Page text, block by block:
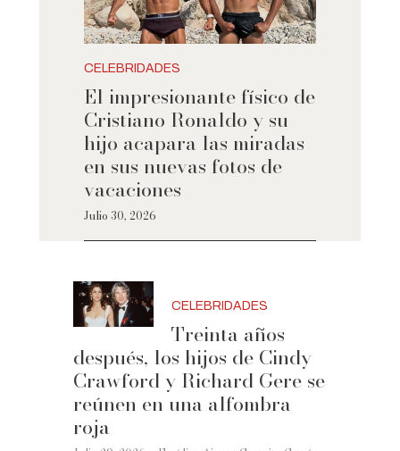
CELEBRIDADES
El impresionante físico de
Cristiano Ronaldo y su
hijo acapara las miradas
en sus nuevas fotos de
vacaciones
Julio 30, 2026
CELEBRIDADES
Treinta años
después, los hijos de Cindy
Crawford y Richard Gere se
reúnen en una alfombra
roja